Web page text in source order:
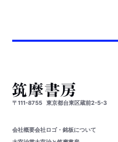
〒111-8755 東京都台東区蔵前2-5-3
会社概要会社ロゴ・銘板について